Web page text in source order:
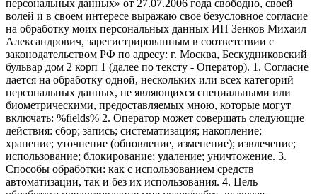
персональных данных» от 27.07.2006 года свободно, своей
волей и в своем интересе выражаю свое безусловное согласие
на обработку моих персональных данных ИП Зенков Михаил
Александрович, зарегистрированным в соответствии с
законодательством РФ по адресу: г. Москва, Бескудниковский
бульвар дом 2 корп 1 (далее по тексту - Оператор). 1. Согласие
дается на обработку одной, нескольких или всех категорий
персональных данных, не являющихся специальными или
биометрическими, предоставляемых мною, которые могут
включать: %fields% 2. Оператор может совершать следующие
действия: сбор; запись; систематизация; накопление;
хранение; уточнение (обновление, изменение); извлечение;
использование; блокирование; удаление; уничтожение. 3.
Способы обработки: как с использованием средств
автоматизации, так и без их использования. 4. Цель